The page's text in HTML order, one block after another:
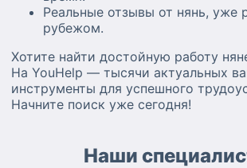
Реальные отзывы от нянь, уже
рубежом.
Хотите найти достойную работу
На YouHelp — тысячи актуальных
инструменты для успешного
Начните поиск уже сегодня!
Наши